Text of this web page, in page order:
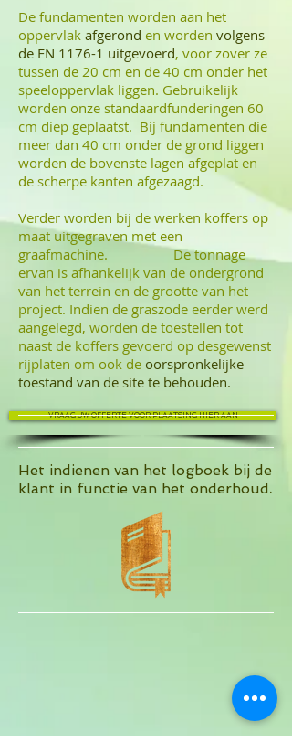
De fundamenten worden aan het
oppervlak afgerond en worden volgens
de EN 1176-1 uitgevoerd, voor zover ze
tussen de 20 cm en de 40 cm onder het
speeloppervlak liggen. Gebruikelijk
worden onze standaardfunderingen 60
cm diep geplaatst. Bij fundamenten die
meer dan 40 cm onder de grond liggen
worden de bovenste lagen afgeplat en
de scherpe kanten afgezaagd.
Verder worden bij de werken koffers op
maat uitgegraven met een
graafmachine. De tonnage
ervan is afhankelijk van de ondergrond
van het terrein en de grootte van het
project. Indien de graszode eerder werd
aangelegd, worden de toestellen tot
naast de koffers gevoerd op desgewenst
rijplaten om ook de oorspronkelijke
toestand van de site te behouden.
VRAAG UW OFFERTE VOOR PLAATSING HIER AAN
Het indienen van het logboek bij de
klant in functie van het onderhoud.